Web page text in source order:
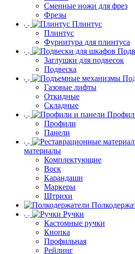
Сменные ножи для фрез
Фрезы
Плинтус
Плинтус
Фурнитура для плинтуса
Заглушки для подвесок
Подвеска
Газовые лифты
Откидные
Складные
Профили
Панели
материалы
Комплектующие
Воск
Карандаши
Маркеры
Штрихи
Ручки
Кастомные ручки
Кнопка
Профильная
Рейлинг